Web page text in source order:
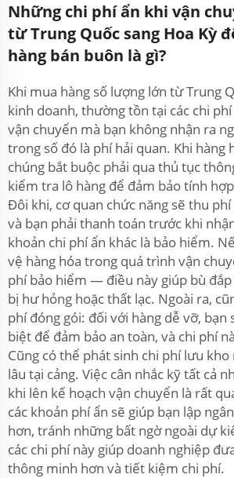
Những chi phí ẩn khi vận
từ Trung Quốc sang Hoa Kỳ
hàng bán buôn là gì?
Khi mua hàng số lượng lớn từ Trung
kinh doanh, thường tồn tại các chi
vận chuyển mà bạn không nhận ra
trong số đó là phí hải quan. Khi hàng
chúng bắt buộc phải qua thủ tục
kiểm tra lô hàng để đảm bảo tính
Đôi khi, cơ quan chức năng sẽ thu
và bạn phải thanh toán trước khi
khoản chi phí ẩn khác là bảo hiểm.
vệ hàng hóa trong quá trình vận
phí bảo hiểm — điều này giúp bù
bị hư hỏng hoặc thất lạc. Ngoài ra,
phí đóng gói: đối với hàng dễ vỡ, bạn
biệt để đảm bảo an toàn, và chi phí
Cũng có thể phát sinh chi phí lưu
lâu tại cảng. Việc cân nhắc kỹ tất cả
khi lên kế hoạch vận chuyển là rất
các khoản phí ẩn sẽ giúp bạn lập
hơn, tránh những bất ngờ ngoài dự
các chi phí này giúp doanh nghiệp
thông minh hơn và tiết kiệm chi phí.